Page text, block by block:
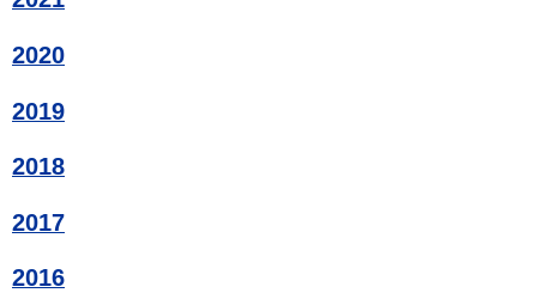
2020
2019
2018
2017
2016